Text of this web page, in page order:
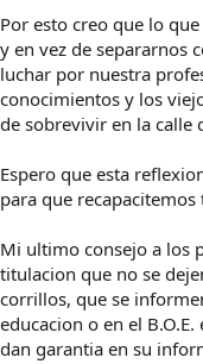
Por esto creo que lo
y en vez de separarnos
luchar por nuestra
conocimientos y los
de sobrevivir en la calle
Espero que esta
para que
Mi ultimo consejo a los
titulacion que no se
corrillos, que se
educacion o en el
dan garantia en su